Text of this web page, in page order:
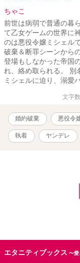
ちゃこ
前世は病弱で普通の暮
て乙女ゲームの世界に
のは悪役令嬢ミシェル
破棄＆断罪シーンから
登場もしなかった帝国
れ、絡め取られる。 別
ミシェルに迫り、溺愛
文字
婚約破棄 悪役令
執着 ヤンデレ
エタニティブックス 〜愛